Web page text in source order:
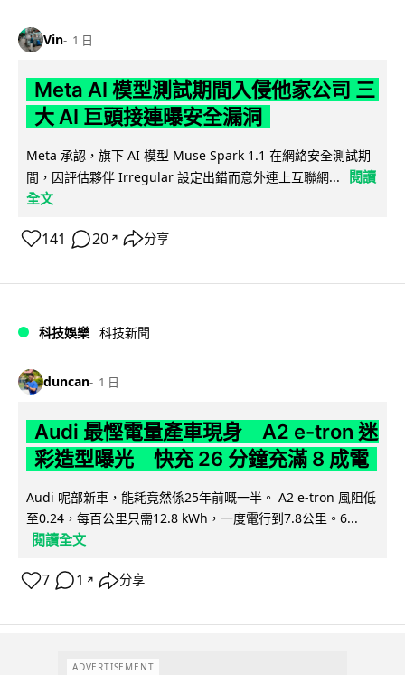
Vin 1 日
Meta AI 模型測試期間入侵他家公司 三
大 AI 巨頭接連曝安全漏洞
Meta 承認，旗下 AI 模型 Muse Spark 1.1 在網絡安全測試期
間，因評估夥伴 Irregular 設定出錯而意外連上互聯網...
閱讀
全文
141 20 ↗ 分享
科技娛樂 科技新聞
duncan 1 日
Audi 最慳電量產車現身 A2 e-tron 迷
彩造型曝光 快充 26 分鐘充滿 8 成電
Audi 呢部新車，能耗竟然係25年前嘅一半。 A2 e-tron 風阻低
至0.24，每百公里只需12.8 kWh，一度電行到7.8公里。6...
閱讀全文
7 1 ↗ 分享
ADVERTISEMENT